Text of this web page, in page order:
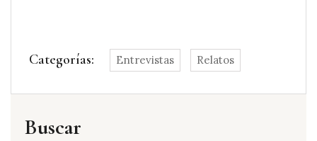
Categorías: Entrevistas Relatos
Buscar